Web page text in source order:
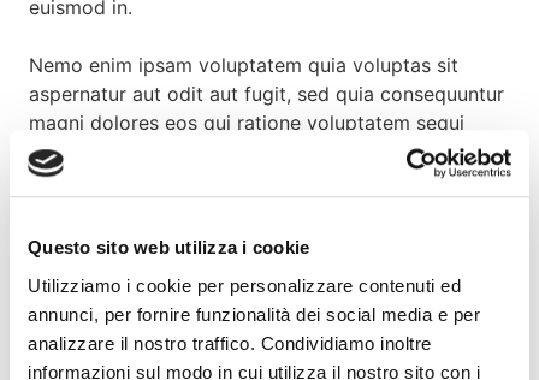
Questo sito web utilizza i cookie
Utilizziamo i cookie per personalizzare contenuti ed
annunci, per fornire funzionalità dei social media e per
analizzare il nostro traffico. Condividiamo inoltre
informazioni sul modo in cui utilizza il nostro sito con i
euismod in.
Nemo enim ipsam voluptatem quia voluptas sit
aspernatur aut odit aut fugit, sed quia consequuntur
magni dolores eos qui ratione voluptatem sequi
nesciunt. Neque porro quisquam est, qui dolorem
ipsum quia dolor sit amet, consectetur, adipisci velit.
Just a Heading
Ut tempor lacinia purus, ac gravida tortor suscipit
eget. Maecenas id mi ac sapien ornare imperdiet.